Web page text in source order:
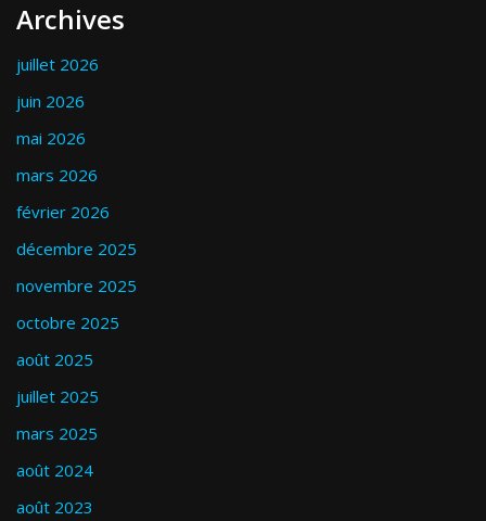
Archives
juillet 2026
juin 2026
mai 2026
mars 2026
février 2026
décembre 2025
novembre 2025
octobre 2025
août 2025
juillet 2025
mars 2025
août 2024
août 2023